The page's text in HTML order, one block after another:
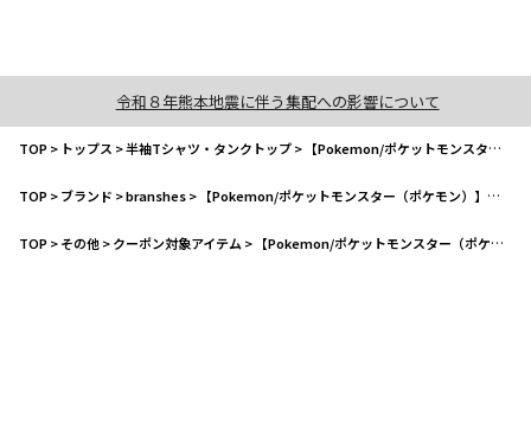
令和８年熊本地震に伴う集配への影響について
TOP> トップス >半袖Tシャツ・タンクトップ> 【Pokemon/ポケットモンスター（ポケモン）】半袖Tシャツ
TOP>ブランド >branshes> 【Pokemon/ポケットモンスター（ポケモン）】半袖Tシャツ
TOP>その他>クーポン対象アイテム > 【Pokemon/ポケットモンスター（ポケモン）】半袖Tシャツ